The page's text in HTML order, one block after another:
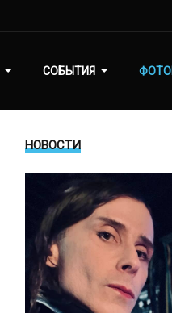
СОБЫТИЯ
НОВОСТИ